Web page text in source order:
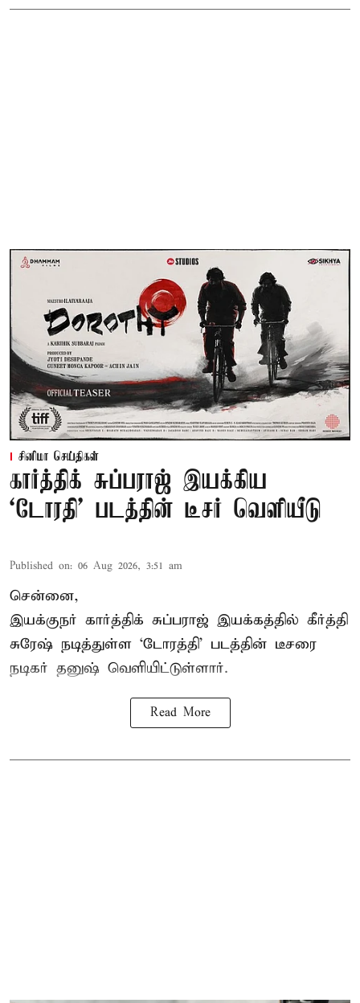
சினிமா செய்திகள்
கார்த்திக் சுப்பராஜ் இயக்கிய
`டோரதி' படத்தின் டீசர் வெளியீடு
Published on: 06 Aug 2026, 3:51 am
சென்னை,
இயக்குநர் கார்த்திக் சுப்பராஜ் இயக்கத்தில் கீர்த்தி
சுரேஷ் நடித்துள்ள `டோரத்தி' படத்தின் டீசரை
நடிகர் தனுஷ் வெளியிட்டுள்ளார்.
Read More